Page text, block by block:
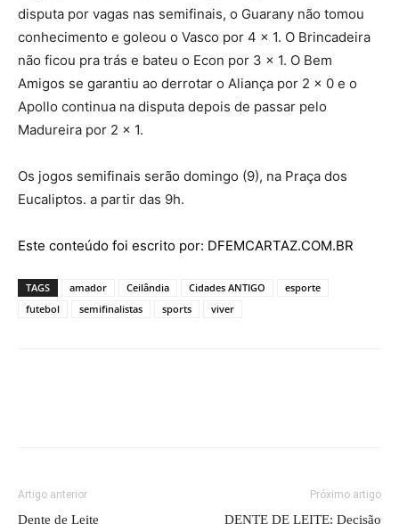
disputa por vagas nas semifinais, o Guarany não tomou
conhecimento e goleou o Vasco por 4 x 1. O Brincadeira
não ficou pra trás e bateu o Econ por 3 x 1. O Bem
Amigos se garantiu ao derrotar o Aliança por 2 x 0 e o
Apollo continua na disputa depois de passar pelo
Madureira por 2 x 1.
Os jogos semifinais serão domingo (9), na Praça dos
Eucaliptos. a partir das 9h.
Este conteúdo foi escrito por: DFEMCARTAZ.COM.BR
TAGS amador Ceilândia Cidades ANTIGO
esporte
futebol
semifinalistas sports viver
Artigo anterior
Dente de Leite
Próximo artigo
DENTE DE LEITE: Decisão